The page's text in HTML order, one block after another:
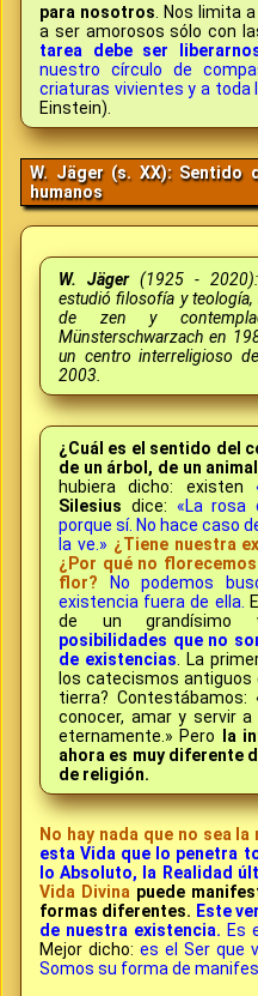
para nosotros . Nos limita
a ser amorosos sólo con
tarea debe ser
nuestro círculo de
criaturas vivientes y a toda
Einstein).
W. Jäger (s. XX): Sentido
humanos
W. Jäger(1925 - 2020):
estudió filosofía y
de zen y
Münsterschwarzach en
un centro interreligioso
2003.
¿Cuál es el sentido del
de un árbol, de un
hubiera dicho: existen
Silesius dice: «La rosa
porque sí. No hace caso
la ve.» ¿Tiene nuestra
¿Por qué no
flor?
No podemos
existencia fuera de ella.
de un grandísimo
posibilidades que no
de existencias . La
los catecismos antiguos
tierra?
conocer, amar y servir a
eternamente.» Pero
la
ahora es muy diferente
de religión.
No hay nada que no sea
esta Vida que lo penetra
lo Absoluto, la Realidad
Vida Divina puede
formas diferentes. Este
de nuestra existencia. Es
Mejor dicho: es el Ser que
Somos su forma de